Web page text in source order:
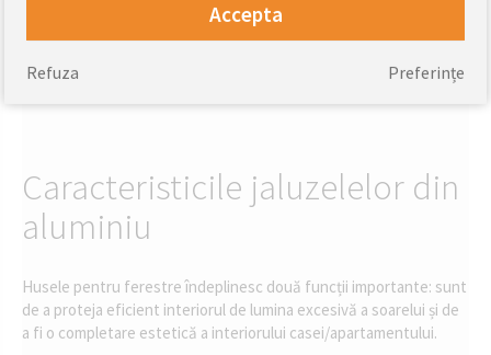
Caracteristicile jaluzelelor din
aluminiu
Husele pentru ferestre îndeplinesc două funcții importante: sunt
de a proteja eficient interiorul de lumina excesivă a soarelui și de
a fi o completare estetică a interiorului casei/apartamentului.
Accepta
Preferințe
Refuza